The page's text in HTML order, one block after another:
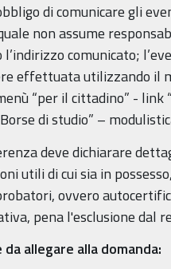
di comunicare gli
non assume
comunicato;
effettuata utilizzando il
“per il cittadino” - link
di studio” –
deve dichiarare
utili di cui sia in
ovvero
pena l'esclusione dal
allegare alla domanda: